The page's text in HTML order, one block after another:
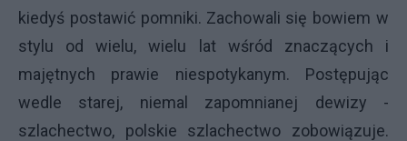
kiedyś postawić pomniki. Zachowali się bowiem w
stylu od wielu, wielu lat wśród znaczących i
majętnych prawie niespotykanym. Postępując
wedle starej, niemal zapomnianej dewizy -
szlachectwo, polskie szlachectwo zobowiązuje.